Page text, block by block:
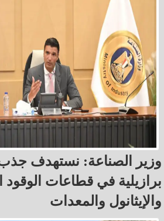
وزير الصناعة: نستهدف
برازيلية في قطاعات الوقود
والإيثانول والمعدات